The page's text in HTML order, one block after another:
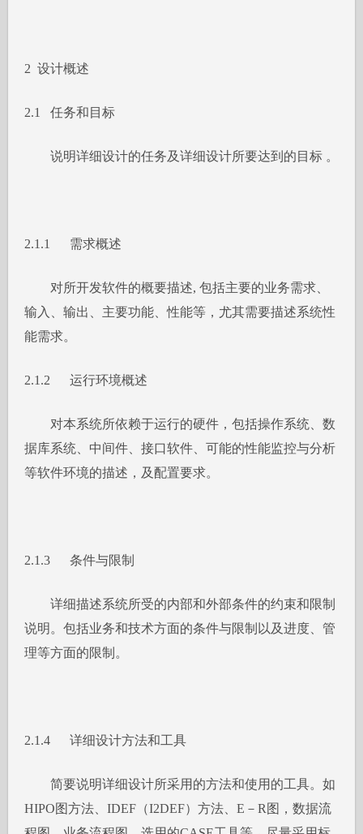
2 设计概述
2.1 任务和目标
说明详细设计的任务及详细设计所要达到的目标 。
2.1.1 需求概述
对所开发软件的概要描述, 包括主要的业务需求、
输入、输出、主要功能、性能等，尤其需要描述系统性
能需求。
2.1.2 运行环境概述
对本系统所依赖于运行的硬件，包括操作系统、数
据库系统、中间件、接口软件、可能的性能监控与分析
等软件环境的描述，及配置要求。
2.1.3 条件与限制
详细描述系统所受的内部和外部条件的约束和限制
说明。包括业务和技术方面的条件与限制以及进度、管
理等方面的限制。
2.1.4 详细设计方法和工具
简要说明详细设计所采用的方法和使用的工具。如
HIPO图方法、IDEF（I2DEF）方法、E－R图，数据流